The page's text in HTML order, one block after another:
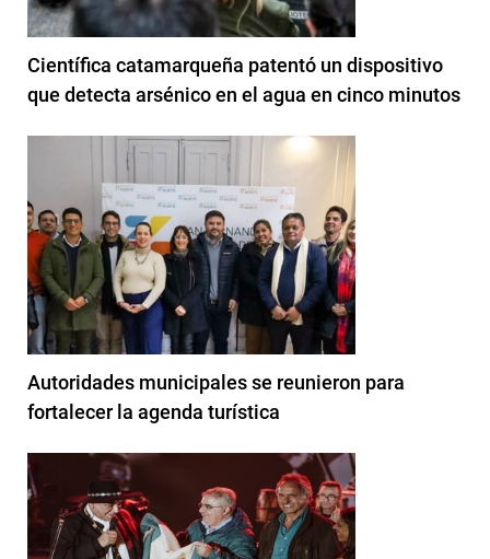
Científica catamarqueña patentó un dispositivo
que detecta arsénico en el agua en cinco minutos
Autoridades municipales se reunieron para
fortalecer la agenda turística